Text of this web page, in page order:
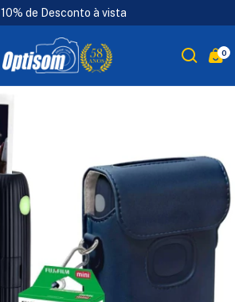
10% de Desconto à vista
0